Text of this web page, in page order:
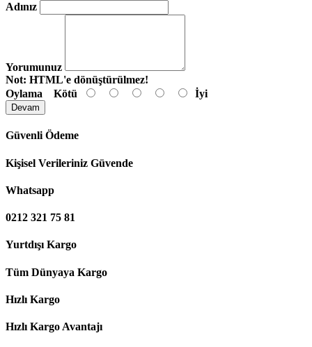
Adınız
Yorumunuz
Not: HTML'e dönüştürülmez!
Oylama Kötü İyi
Devam
Güvenli Ödeme
Kişisel Verileriniz Güvende
Whatsapp
0212 321 75 81
Yurtdışı Kargo
Tüm Dünyaya Kargo
Hızlı Kargo
Hızlı Kargo Avantajı